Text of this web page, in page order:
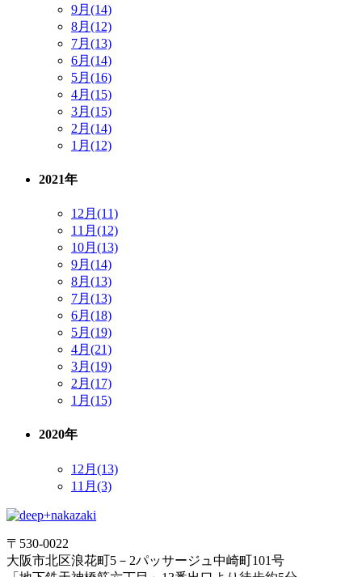
9月(14)
8月(12)
7月(13)
6月(14)
5月(16)
4月(15)
3月(15)
2月(14)
1月(12)
2021年
12月(11)
11月(12)
10月(13)
9月(14)
8月(13)
7月(13)
6月(18)
5月(19)
4月(21)
3月(19)
2月(17)
1月(15)
2020年
12月(13)
11月(3)
〒530-0022
大阪市北区浪花町5－2パッサージュ中崎町101号